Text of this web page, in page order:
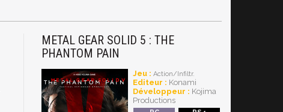
METAL GEAR SOLID 5 : THE
PHANTOM PAIN
Jeu : Action/Infiltr.
Editeur : Konami
Développeur : Kojima
Productions